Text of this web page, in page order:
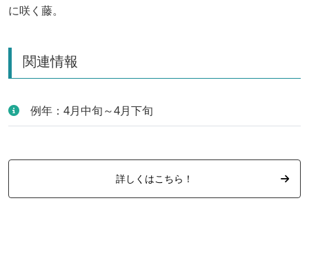
に咲く藤。
関連情報
例年：4月中旬～4月下旬
詳しくはこちら！